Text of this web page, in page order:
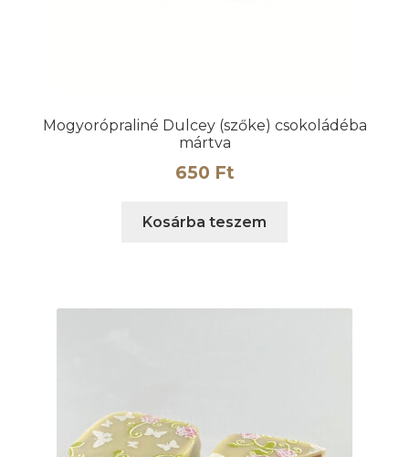
Mogyorópraliné Dulcey (szőke) csokoládéba
mártva
650 Ft
Kosárba teszem